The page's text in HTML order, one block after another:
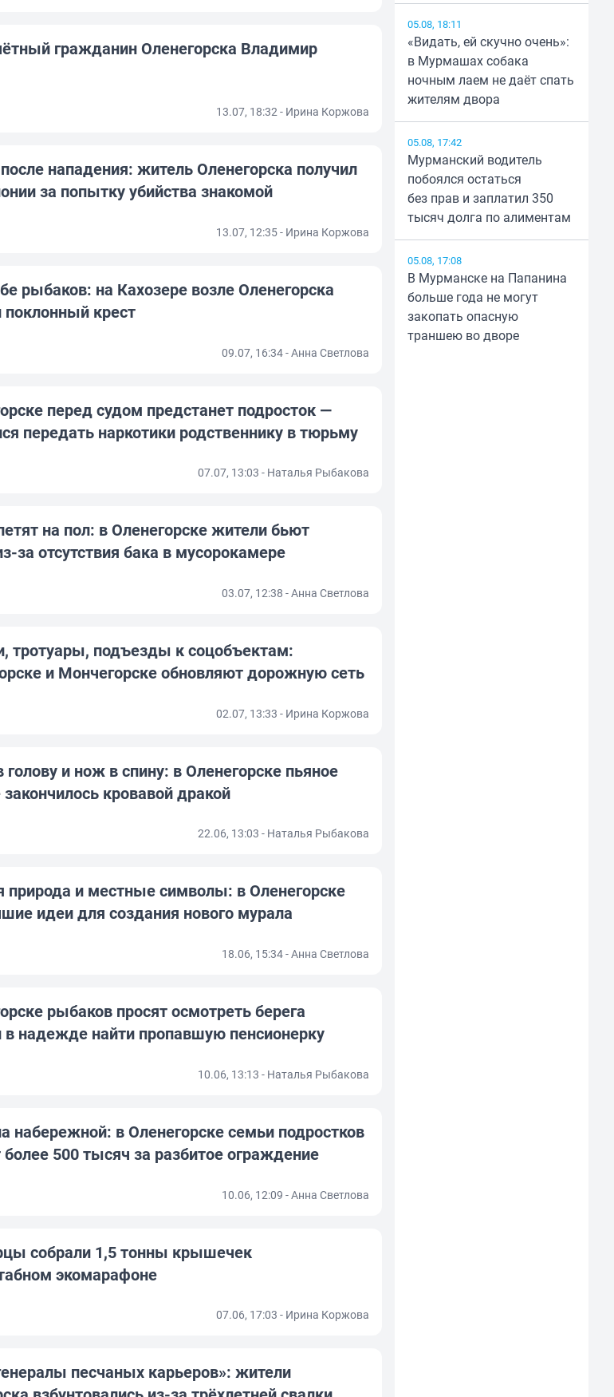
гражданин Оленегорска Владимир
13.07, 18:32 - Ирина Коржова
нападения: житель Оленегорска получил
за попытку убийства знакомой
13.07, 12:35 - Ирина Коржова
рыбаков: на Кахозере возле Оленегорска
поклонный крест
09.07, 16:34 - Анна Светлова
перед судом предстанет подросток —
передать наркотики родственнику в тюрьму
07.07, 13:03 - Наталья Рыбакова
на пол: в Оленегорске жители бьют
за отсутствия бака в мусорокамере
03.07, 12:38 - Анна Светлова
тротуары, подъезды к соцобъектам:
и Мончегорске обновляют дорожную сеть
02.07, 13:33 - Ирина Коржова
и нож в спину: в Оленегорске пьяное
закончилось кровавой дракой
22.06, 13:03 - Наталья Рыбакова
природа и местные символы: в Оленегорске
идеи для создания нового мурала
18.06, 15:34 - Анна Светлова
рыбаков просят осмотреть берега
в надежде найти пропавшую пенсионерку
10.06, 13:13 - Наталья Рыбакова
набережной: в Оленегорске семьи подростков
более 500 тысяч за разбитое ограждение
10.06, 12:09 - Анна Светлова
собрали 1,5 тонны крышечек
экомарафоне
07.06, 17:03 - Ирина Коржова
песчаных карьеров»: жители
05.08, 18:11
«Видать, ей скучно очень»:
в Мурмашах собака
ночным лаем не даёт спать
жителям двора
05.08, 17:42
Мурманский водитель
побоялся остаться
без прав и заплатил 350
тысяч долга по алиментам
05.08, 17:08
В Мурманске на Папанина
больше года не могут
закопать опасную
траншею во дворе